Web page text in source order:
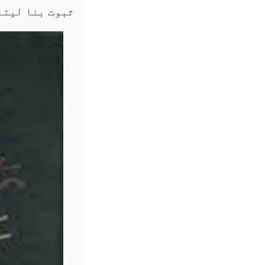
ثبوت بنا